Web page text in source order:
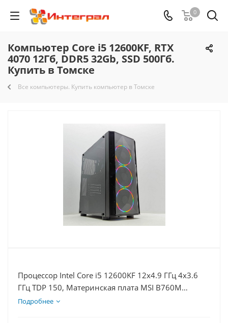
0
Компьютер Core i5 12600KF, RTX
4070 12Гб, DDR5 32Gb, SSD 500Гб.
Купить в Томске
Все компьютеры. Купить компьютер в Томске
Процессор Intel Core i5 12600KF 12x4.9 ГГц 4x3.6
ГГц TDP 150, Материнская плата MSI B760M
BOMBER WIFI D5, Видеокарта RTX 4070 12Гб,
Подробнее